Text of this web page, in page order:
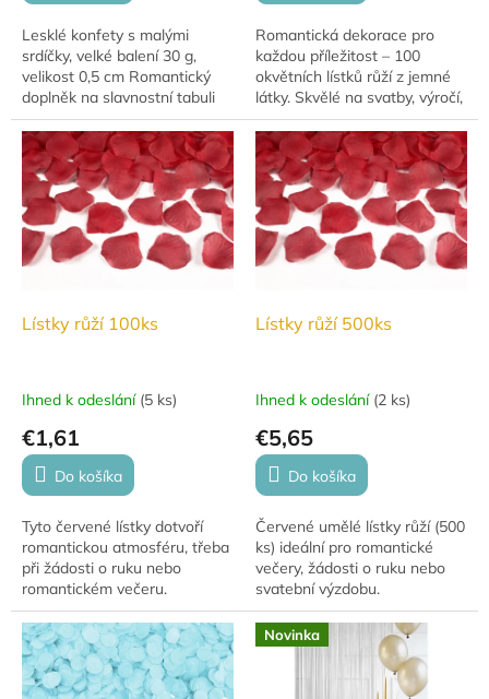
Lesklé konfety s malými
srdíčky, velké balení 30 g,
velikost 0,5 cm Romantický
doplněk na slavnostní tabuli
nebo jako výtvarná pomůcka
na zdobení a nebo k naplnění
balonku...
Romantická dekorace pro
každou příležitost – 100
okvětních lístků růží z jemné
látky. Skvělé na svatby, výročí,
Valentýna nebo jako dotek
elegance pro váš domov.
Lístky růží 100ks
Ihned k odeslání (5 ks)
€1,61
Do košíka
Tyto červené lístky dotvoří
romantickou atmosféru, třeba
při žádosti o ruku nebo
romantickém večeru.
Lístky růží 500ks
Ihned k odeslání (2 ks)
€5,65
Do košíka
Červené umělé lístky růží (500
ks) ideální pro romantické
večery, žádosti o ruku nebo
svatební výzdobu.
Novinka